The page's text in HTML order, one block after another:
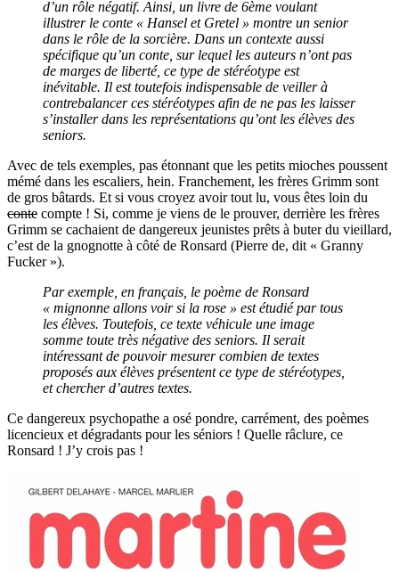
d’un rôle négatif. Ainsi, un livre de 6ème voulant
illustrer le conte « Hansel et Gretel » montre un senior
dans le rôle de la sorcière. Dans un contexte aussi
spécifique qu’un conte, sur lequel les auteurs n’ont pas
de marges de liberté, ce type de stéréotype est
inévitable. Il est toutefois indispensable de veiller à
contrebalancer ces stéréotypes afin de ne pas les laisser
s’installer dans les représentations qu’ont les élèves des
seniors.
Avec de tels exemples, pas étonnant que les petits mioches poussent
mémé dans les escaliers, hein. Franchement, les frères Grimm sont
de gros bâtards. Et si vous croyez avoir tout lu, vous êtes loin du
conte compte ! Si, comme je viens de le prouver, derrière les frères
Grimm se cachaient de dangereux jeunistes prêts à buter du vieillard,
c’est de la gnognotte à côté de Ronsard (Pierre de, dit « Granny
Fucker »).
Par exemple, en français, le poème de Ronsard
« mignonne allons voir si la rose » est étudié par tous
les élèves. Toutefois, ce texte véhicule une image
somme toute très négative des seniors. Il serait
intéressant de pouvoir mesurer combien de textes
proposés aux élèves présentent ce type de stéréotypes,
et chercher d’autres textes.
Ce dangereux psychopathe a osé pondre, carrément, des poèmes
licencieux et dégradants pour les séniors ! Quelle râclure, ce
Ronsard ! J’y crois pas !